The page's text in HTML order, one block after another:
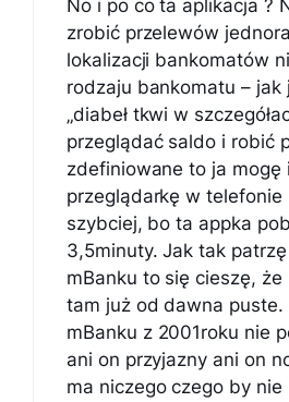
No i po co ta aplikacja ?
zrobić przelewów
lokalizacji bankomatów
rodzaju bankomatu – jak
„diabeł tkwi w
przeglądać saldo i robić
zdefiniowane to ja mogę
przeglądarkę w telefonie
szybciej, bo ta appka
3,5minuty. Jak tak
mBanku to się cieszę,
tam już od dawna puste.
mBanku z 2001roku nie
ani on przyjazny ani on
ma niczego czego by nie